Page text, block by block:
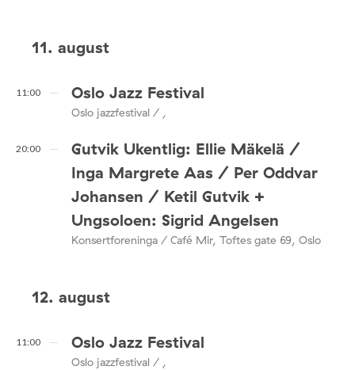
11. august
11:00 Oslo Jazz Festival
Oslo jazzfestival / ,
20:00
Gutvik Ukentlig: Ellie Mäkelä /
Inga Margrete Aas / Per Oddvar
Johansen / Ketil Gutvik +
Ungsoloen: Sigrid Angelsen
Konsertforeninga / Café Mir, Toftes gate 69, Oslo
12. august
11:00 Oslo Jazz Festival
Oslo jazzfestival / ,